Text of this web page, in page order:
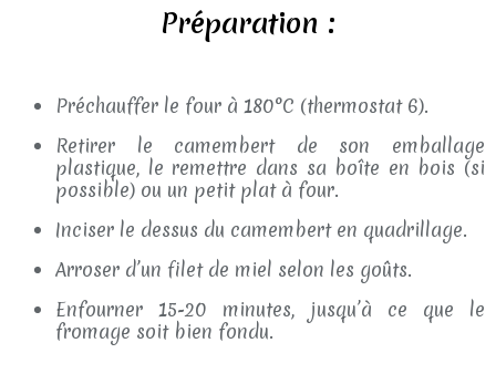
Préparation :
Préchauffer le four à 180°C (thermostat 6).
Retirer le camembert de son emballage
plastique, le remettre dans sa boîte en bois (si
possible) ou un petit plat à four.
Inciser le dessus du camembert en quadrillage.
Arroser d’un filet de miel selon les goûts.
Enfourner 15-20 minutes, jusqu’à ce que le
fromage soit bien fondu.